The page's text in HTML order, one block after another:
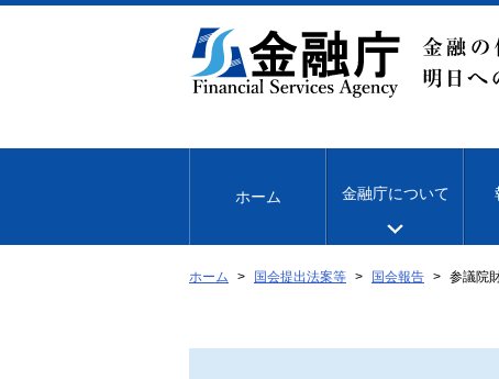
文
移
ホーム 金融庁について
ホーム 国会提出法案等 国会報告 参議院